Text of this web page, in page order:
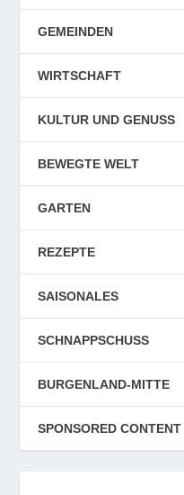
GEMEINDEN
WIRTSCHAFT
KULTUR UND GENUSS
BEWEGTE WELT
GARTEN
REZEPTE
SAISONALES
SCHNAPPSCHUSS
BURGENLAND-MITTE
SPONSORED CONTENT